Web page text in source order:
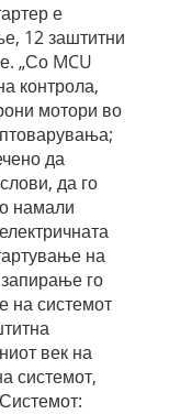
е
12 заштитни
„Со MCU
контрола,
мотори во
да
да го
намали
на
го
на системот
век на
системот,